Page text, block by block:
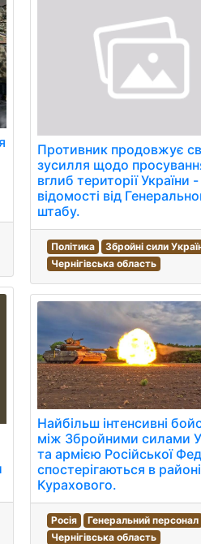
Противник продовжує
зусилля щодо
вглиб території України -
відомості від
штабу.
Політика
Збройні сили
Чернігівська область
Найбільш інтенсивні
між Збройними силами
та армією Російської
спостерігаються в районі
Курахового.
Росія
Генеральний персонал
Чернігівська область